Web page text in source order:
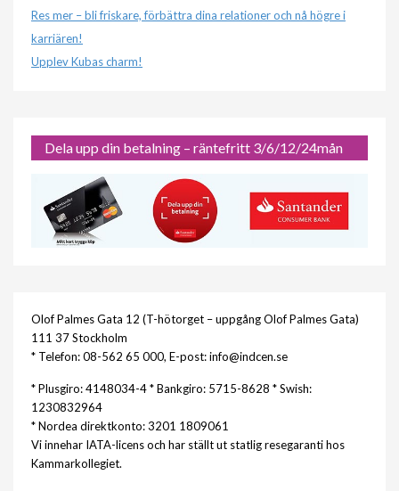
Res mer – bli friskare, förbättra dina relationer och nå högre i
karriären!
Upplev Kubas charm!
Dela upp din betalning – räntefritt 3/6/12/24mån
Olof Palmes Gata 12 (T-hötorget – uppgång Olof Palmes Gata)
111 37 Stockholm
* Telefon: 08-562 65 000, E-post: info@indcen.se
* Plusgiro: 4148034-4 * Bankgiro: 5715-8628 * Swish:
1230832964
* Nordea direktkonto: 3201 1809061
Vi innehar IATA-licens och har ställt ut statlig resegaranti hos
Kammarkollegiet.